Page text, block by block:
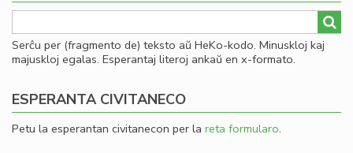
Serĉu per (fragmento de) teksto aŭ HeKo-kodo. Minuskloj kaj
majuskloj egalas. Esperantaj literoj ankaŭ en x-formato.
ESPERANTA CIVITANECO
Petu la esperantan civitanecon per la reta formularo.